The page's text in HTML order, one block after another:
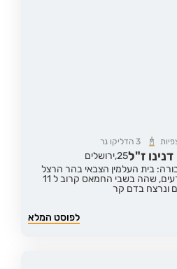
3הדליקו נר
ז"ל25,ירושלים
בית העלמין הצבאי בהר הרצל
נחטף באזור המסיבה ברעים, שהה בשבי החמאס קרוב ל 11
ונרצח בדם קר
לפוסט המלא